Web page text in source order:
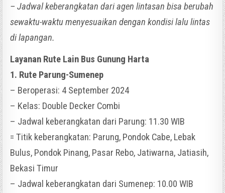
– Jadwal keberangkatan dari agen lintasan bisa berubah
sewaktu-waktu menyesuaikan dengan kondisi lalu lintas
di lapangan.
Layanan Rute Lain Bus Gunung Harta
1. Rute Parung-Sumenep
– Beroperasi: 4 September 2024
– Kelas: Double Decker Combi
– Jadwal keberangkatan dari Parung: 11.30 WIB
= Titik keberangkatan: Parung, Pondok Cabe, Lebak
Bulus, Pondok Pinang, Pasar Rebo, Jatiwarna, Jatiasih,
Bekasi Timur
– Jadwal keberangkatan dari Sumenep: 10.00 WIB